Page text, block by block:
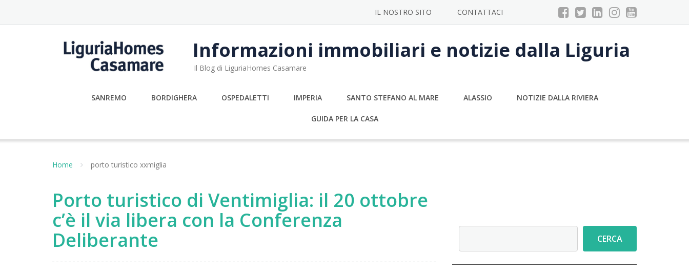
content
IL NOSTRO SITO CONTATTACI
Informazioni immobiliari e notizie dalla Liguria
Il Blog di LiguriaHomes Casamare
SANREMO BORDIGHERA OSPEDALETTI IMPERIA SANTO STEFANO AL MARE ALASSIO NOTIZIE DALLA RIVIERA
GUIDA PER LA CASA
Home porto turistico xxmiglia
Porto turistico di Ventimiglia: il 20 ottobre
c’è il via libera con la Conferenza
Deliberante CERCA